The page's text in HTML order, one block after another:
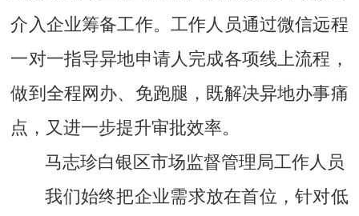
介入企业筹备工作。工作人员通过微信远程
一对一指导异地申请人完成各项线上流程，
做到全程网办、免跑腿，既解决异地办事痛
点，又进一步提升审批效率。
马志珍白银区市场监督管理局工作人员
我们始终把企业需求放在首位，针对低